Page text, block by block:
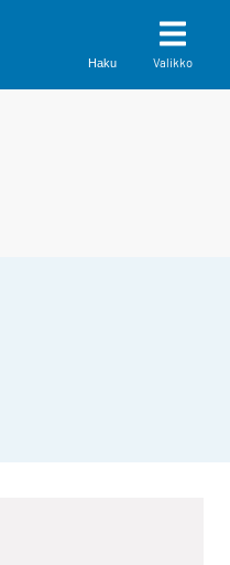
Haku Valikko